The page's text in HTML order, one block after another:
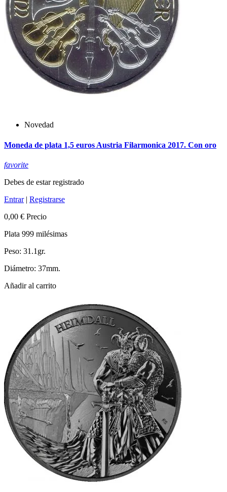
Novedad
Moneda de plata 1,5 euros Austria Filarmonica 2017. Con oro
favorite
Debes de estar registrado
Entrar| Registrarse
0,00 € Precio
Plata 999 milésimas
Peso: 31.1gr.
Diámetro: 37mm.
Añadir al carrito